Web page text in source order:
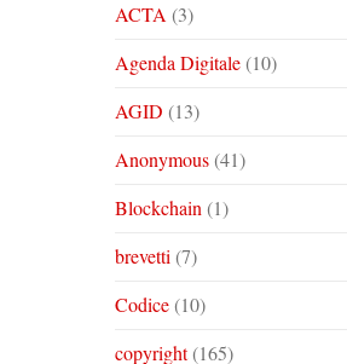
ACTA (3)
Agenda Digitale(10)
AGID (13)
Anonymous(41)
Blockchain (1)
brevetti (7)
Codice(10)
copyright(165)